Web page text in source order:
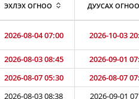
ЭХЛЭХ ОГНОО ДУУСАХ ОГНОО
2026-08-04 07:00 2026-10-03
2026-08-03 08:45
2026-09-01
2026-08-07 05:30
2026-08-07
2026-08-03 08:38 2026-09-01